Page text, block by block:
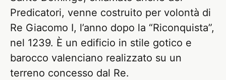
Predicatori, venne costruito per volontà di
Re Giacomo I, l’anno dopo la “Riconquista”,
nel 1239. È un edificio in stile gotico e
barocco valenciano realizzato su un
terreno concesso dal Re.